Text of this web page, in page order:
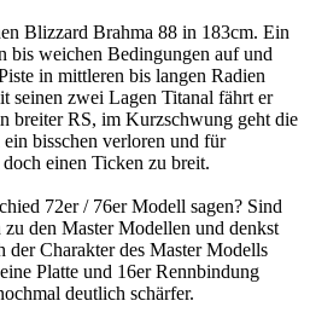
Blizzard Brahma 88 in 183cm. Ein
bis weichen Bedingungen auf und
in mittleren bis langen Radien
seinen zwei Lagen Titanal fährt er
breiter RS, im Kurzschwung geht die
bisschen verloren und für
einen Ticken zu breit.
72er / 76er Modell sagen? Sind
den Master Modellen und denkst
der Charakter des Master Modells
Platte und 16er Rennbindung
deutlich schärfer.